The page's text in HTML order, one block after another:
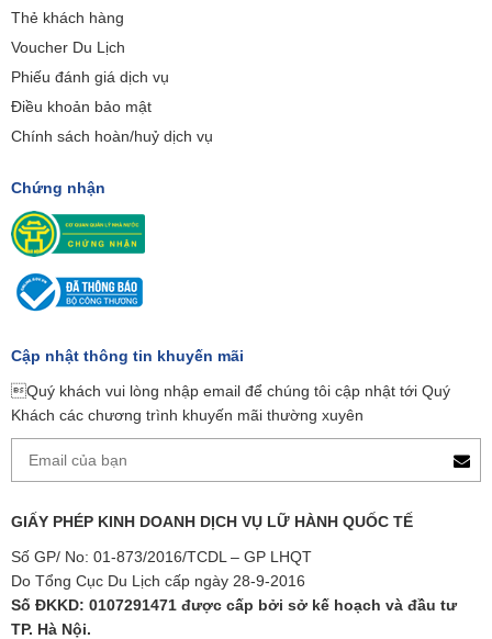
Thẻ khách hàng
Voucher Du Lịch
Phiếu đánh giá dịch vụ
Điều khoản bảo mật
Chính sách hoàn/huỷ dịch vụ
Chứng nhận
Cập nhật thông tin khuyến mãi
Quý khách vui lòng nhập email để chúng tôi cập nhật tới Quý
Khách các chương trình khuyến mãi thường xuyên
GIẤY PHÉP KINH DOANH DỊCH VỤ LỮ HÀNH QUỐC TẾ
Số GP/ No: 01-873/2016/TCDL – GP LHQT
Do Tổng Cục Du Lịch cấp ngày 28-9-2016
Số ĐKKD: 0107291471 được cấp bởi sở kế hoạch và đầu tư
TP. Hà Nội.